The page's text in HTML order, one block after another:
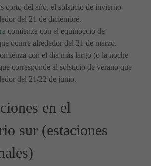
corto del año, el solsticio de invierno
del 21 de diciembre.
comienza con el equinoccio de
ocurre alrededor del 21 de marzo.
con el día más largo (o la noche
corresponde al solsticio de verano que
del 21/22 de junio.
en el
sur (estaciones